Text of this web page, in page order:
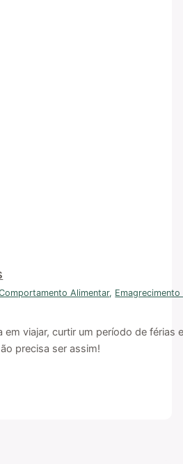
Alimentar, Emagrecimento
em viajar, curtir um período de
precisa ser assim!